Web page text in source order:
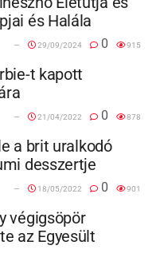
és Halála
29/09/2024 0 915
t kapott
21/04/2022 0 878
a brit uralkodó
desszertje
18/05/2022 0 901
végigsöpör
az Egyesült